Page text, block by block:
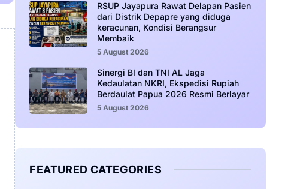
RSUP Jayapura Rawat Delapan Pasien
dari Distrik Depapre yang diduga
keracunan, Kondisi Berangsur
Membaik
5 August 2026
Sinergi BI dan TNI AL Jaga
Kedaulatan NKRI, Ekspedisi Rupiah
Berdaulat Papua 2026 Resmi Berlayar
5 August 2026
FEATURED CATEGORIES